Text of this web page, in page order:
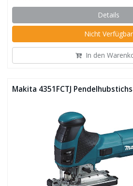
Details
Nicht Verfügbar
In den
Makita 4351FCTJ